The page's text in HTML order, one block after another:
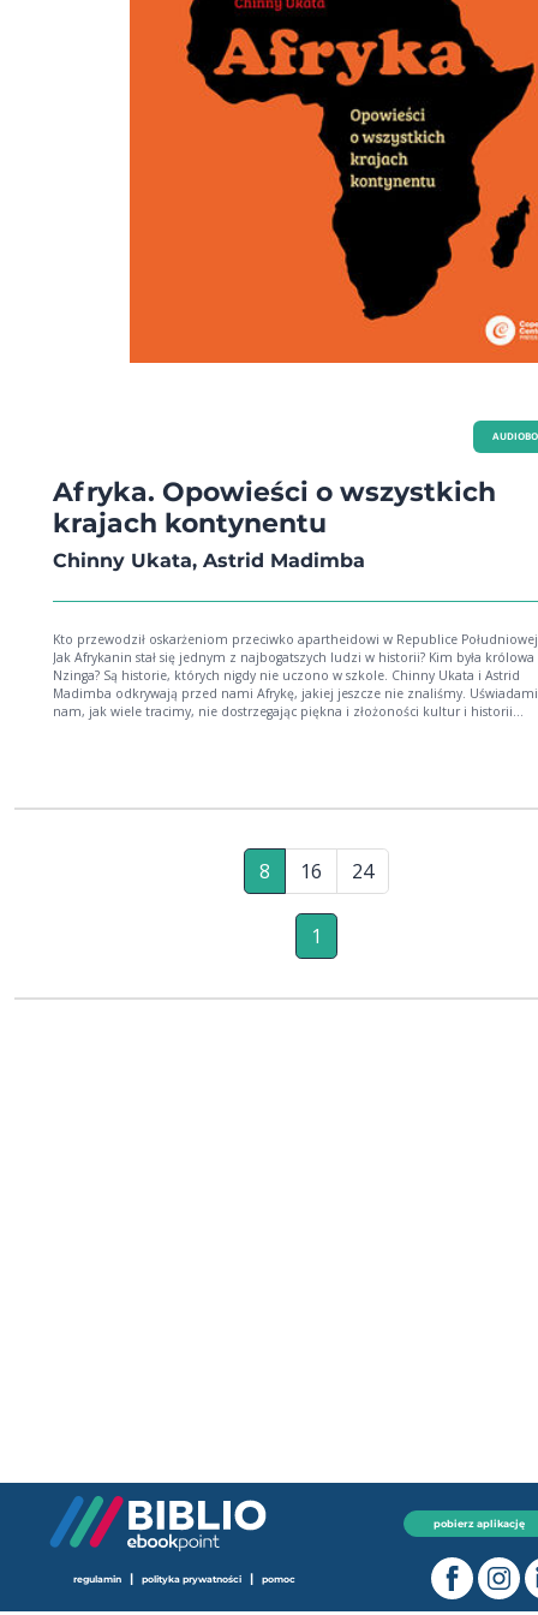
Afryka. Opowieści o wszystkich
krajach kontynentu
Chinny Ukata, Astrid Madimba
Kto przewodził oskarżeniom przeciwko apartheidowi w Republice Południowej
Jak Afrykanin stał się jednym z najbogatszych ludzi w historii? Kim była królowa
Nzinga? Są historie, których nigdy nie uczono w szkole. Chinny Ukata i Astrid
Madimba odkrywają przed nami Afrykę, jakiej jeszcze nie znaliśmy.
nam, jak wiele tracimy, nie dostrzegając piękna i złożoności kultur i historii
8 16 24
1
pobierz aplikację
regulamin | polityka prywatności | pomoc